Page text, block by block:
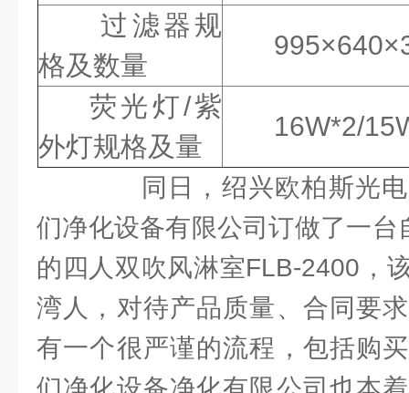
过滤器规
格及数量
荧光灯/紫
外灯规格及量
16W*2/
同日，绍兴欧柏斯光电
们净化设备有限公司订做了一
的四人双吹风淋室FLB-2400，
湾人，对待产品质量、合同要
有一个很严谨的流程，包括购